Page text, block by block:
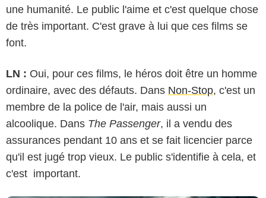
une humanité. Le public l'aime et c'est quelque chose
de très important. C'est grave à lui que ces films se
font.
LN : Oui, pour ces films, le héros doit être un homme
ordinaire, avec des défauts. Dans Non-Stop, c'est un
membre de la police de l'air, mais aussi un
alcoolique. Dans The Passenger, il a vendu des
assurances pendant 10 ans et se fait licencier parce
qu'il est jugé trop vieux. Le public s'identifie à cela, et
c'est important.